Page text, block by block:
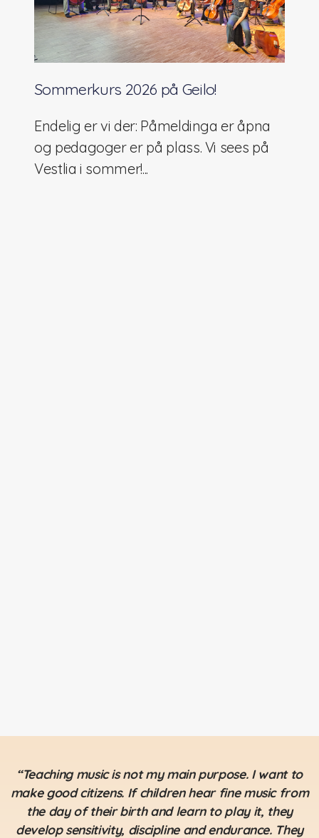
Sommerkurs 2026 på Geilo!
Endelig er vi der: Påmeldinga er åpna
og pedagoger er på plass. Vi sees på
Vestlia i sommer!...
“Teaching music is not my main purpose. I want to
make good citizens. If children hear fine music from
the day of their birth and learn to play it, they
develop sensitivity, discipline and endurance. They
Oslo!
Styret 2022/2023
digitale verktøy